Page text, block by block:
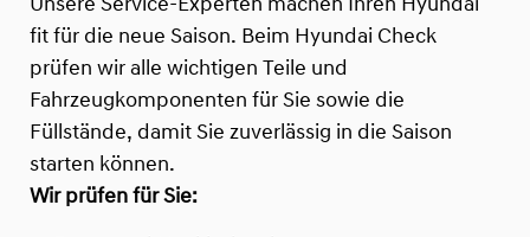
Unsere Service-Experten machen Ihren Hyundai
fit für die neue Saison. Beim Hyundai Check
prüfen wir alle wichtigen Teile und
Fahrzeugkomponenten für Sie sowie die
Füllstände, damit Sie zuverlässig in die Saison
starten können.
Wir prüfen für Sie: